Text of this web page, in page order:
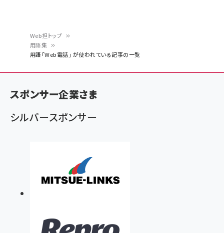
ン
く
ず
Web担トップ
用語集
用語「Web電話」 が使われている記事の一覧
スポンサー企業さま
シルバースポンサー